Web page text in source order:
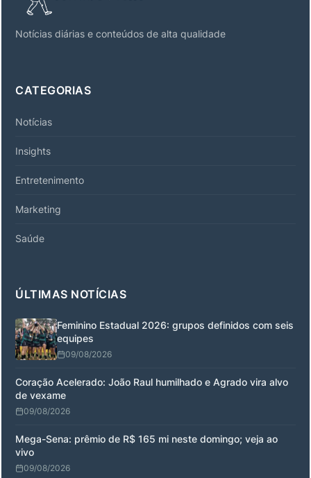
Notícias diárias e conteúdos de alta qualidade
CATEGORIAS
Notícias
Insights
Entretenimento
Marketing
Saúde
ÚLTIMAS NOTÍCIAS
Feminino Estadual 2026: grupos definidos com seis
equipes
09/08/2026
Coração Acelerado: João Raul humilhado e Agrado vira alvo
de vexame
09/08/2026
Mega-Sena: prêmio de R$ 165 mi neste domingo; veja ao
vivo
09/08/2026